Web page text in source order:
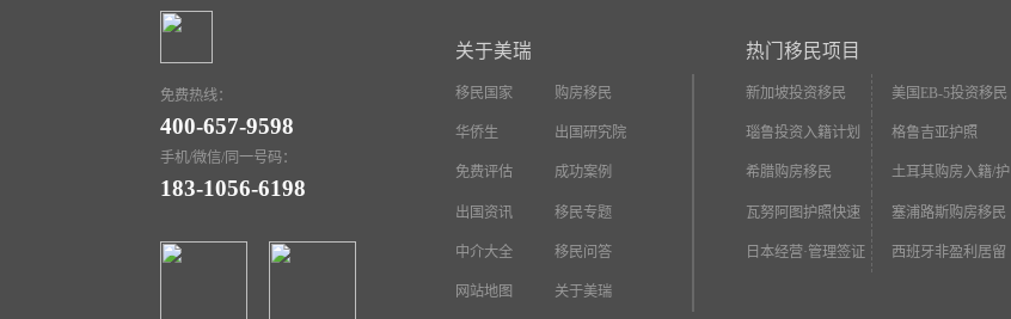
免费热线：
400-657-9598
手机/微信/同一号码：
183-1056-6198
关于美瑞
移民国家 购房移民
华侨生 出国研究院
免费评估 成功案例
出国资讯 移民专题
中介大全 移民问答
网站地图 关于美瑞
热门移民项目
新加坡投资移民 美国EB-5投资移民
瑙鲁投资入籍计划 格鲁吉亚护照
希腊购房移民 土耳其购房入籍/护
照
瓦努阿图护照快速
入籍
塞浦路斯购房移民
日本经营·管理签证 西班牙非盈利居留